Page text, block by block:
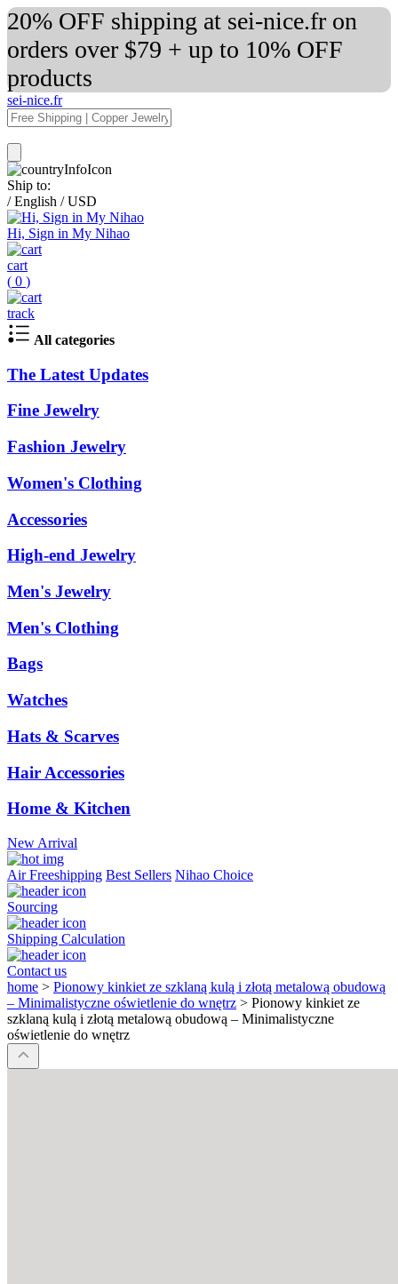
20% OFF shipping at sei-nice.fr on
orders over $79 + up to 10% OFF
products
sei-nice.fr
Ship to:
/ English / USD
Hi, Sign in My Nihao
cart
( 0 )
track
All categories
The Latest Updates
Fine Jewelry
Fashion Jewelry
Women's Clothing
Accessories
High-end Jewelry
Men's Jewelry
Men's Clothing
Bags
Watches
Hats & Scarves
Hair Accessories
Home & Kitchen
New Arrival
Air Freeshipping Best Sellers Nihao Choice
Sourcing
Shipping Calculation
Contact us
home > Pionowy kinkiet ze szklaną kulą i złotą metalową obudową
– Minimalistyczne oświetlenie do wnętrz > Pionowy kinkiet ze
szklaną kulą i złotą metalową obudową – Minimalistyczne
oświetlenie do wnętrz